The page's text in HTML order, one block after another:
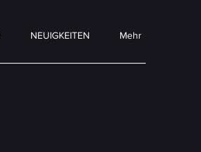
NEUIGKEITEN Mehr